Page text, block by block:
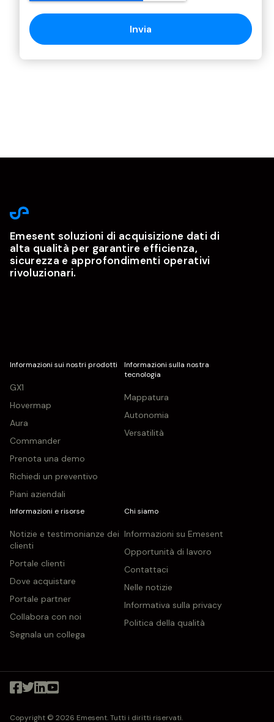
Emesent soluzioni di acquisizione dati di
alta qualità per garantire efficienza,
sicurezza e approfondimenti operativi
rivoluzionari.
Informazioni sui nostri prodotti
GX1
Hovermap
Aura
Commander
Prenota una demo
Richiedi un preventivo
Piani aziendali
Informazioni sulla nostra
tecnologia
Mappatura
Autonomia
Versatilità
Informazioni e risorse
Notizie e testimonianze dei
clienti
Portale clienti
Dove acquistare
Portale partner
Collabora con noi
Segnala un collega
Chi siamo
Informazioni su Emesent
Opportunità di lavoro
Contattaci
Nelle notizie
Informativa sulla privacy
Politica della qualità
Copyright © 2026 Emesent. Tutti i diritti riservati.